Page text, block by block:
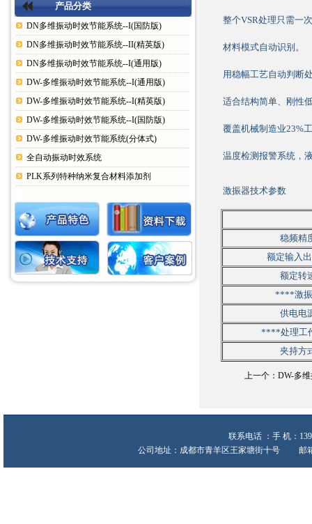
产品分类
DN多维振动时效节能系统--I(国防版)
DN多维振动时效节能系统--II(精英版)
DN多维振动时效节能系统--I(通用版)
DW-多维振动时效节能系统--I(通用版)
DW-多维振动时效节能系统--I(精英版)
DW-多维振动时效节能系统--I(国防版)
DW-多维振动时效节能系统(分体式)
全自动振动时效系统
PLK系列特种纳米复合材料添加剂
整个VSR处理只需一
材料模式自动识别。
用稳幅工艺自动判断
适合结构简单、刚性
覆盖机械制造业23%
温度检测报警系统，
激振器技术参数
稳频精
额定输入
额定转
****激
供电电
****处理工
夹持方
上一个： DW-多
联系电话 ：手 机：
公司地址：成都市青羊区王家塘街十号 邮